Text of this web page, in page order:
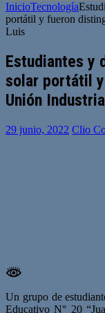
InicioTecnología
portátil y fueron
Luis
Estudiantes y
solar portátil
Unión
29 junio, 2022 Clio
Un grupo de
Educativo N° 20